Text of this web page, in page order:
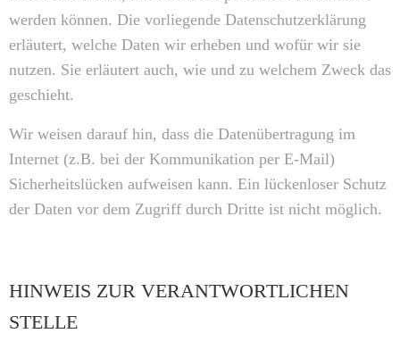
werden können. Die vorliegende Datenschutzerklärung
erläutert, welche Daten wir erheben und wofür wir sie
nutzen. Sie erläutert auch, wie und zu welchem Zweck das
geschieht.
Wir weisen darauf hin, dass die Datenübertragung im
Internet (z.B. bei der Kommunikation per E-Mail)
Sicherheitslücken aufweisen kann. Ein lückenloser Schutz
der Daten vor dem Zugriff durch Dritte ist nicht möglich.
HINWEIS ZUR VERANTWORTLICHEN
STELLE